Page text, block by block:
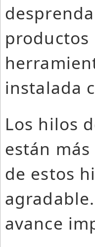
productos
instalada
Los hilos
están
de estos
avance